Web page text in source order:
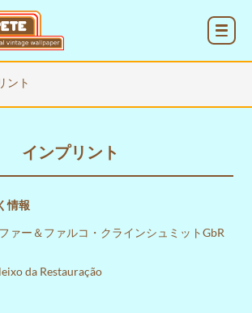
ント
インプリント
情報
ァー＆ファルコ・クラインシュミットGbR
da Restauração